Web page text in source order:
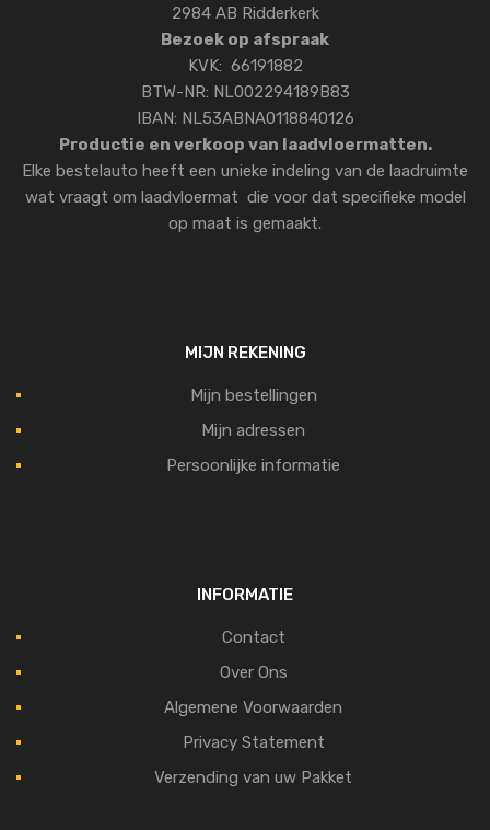
2984 AB Ridderkerk
Bezoek op afspraak
KVK: 66191882
BTW-NR: NL002294189B83
IBAN: NL53ABNA0118840126
Productie en verkoop van laadvloermatten.
Elke bestelauto heeft een unieke indeling van de laadruimte
wat vraagt om laadvloermat die voor dat specifieke model
op maat is gemaakt.
MIJN REKENING
Mijn bestellingen
Mijn adressen
Persoonlijke informatie
INFORMATIE
Contact
Over Ons
Algemene Voorwaarden
Privacy Statement
Verzending van uw Pakket